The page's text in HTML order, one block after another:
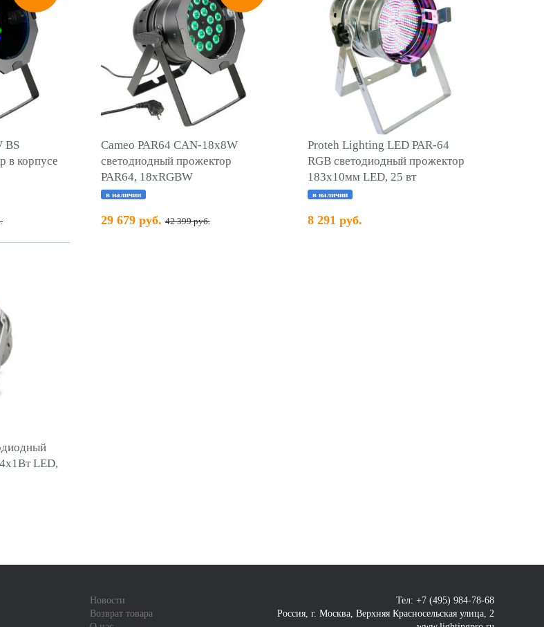
BS
в корпусе
Cameo PAR64 CAN-18x8W
cветодиодный прожектор
PAR64, 18хRGBW
в наличии
29 679 руб.42 399 руб.
Proteh Lighting LED PAR-64
RGB светодиодный прожектор
183х10мм LED, 25 вт
в наличии
8 291 руб.
LED,
Новости
Возврат товара
Тел: +7 (495) 984-78-68
Россия, г. Москва, Верхняя Красносельская улица, 2